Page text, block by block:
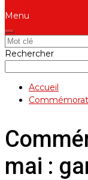
Menu
Rechercher:
Rechercher
Accueil
mai :